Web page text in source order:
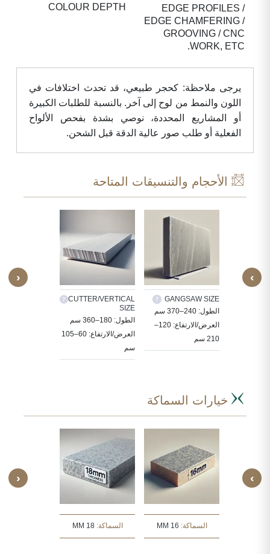
EDGE PROFILES /
EDGE CHAMFERING /
GROOVING / CNC
WORK, ETC.
COLOUR DEPTH
يرجى ملاحظة: كحجر طبيعي، قد تحدث اختلافات في
اللون والنمط من لوح إلى آخر. بالنسبة للطلبات الكبيرة
أو المشاريع المحددة، نوصي بشدة بفحص الألواح
الفعلية أو طلب صور عالية الدقة قبل الشحن.
الأحجام والتنسيقات المتاحة
‹
GANGSAW SIZE
الطول: 240–370 سم
العرض/الارتفاع: 120–
210 سم
CUTTER/VERTICAL
SIZE
الطول: 180–360 سم
العرض/الارتفاع: 60–105
سم
›
خيارات السماكة
‹
السماكة: 16 MM السماكة:18 MM
›